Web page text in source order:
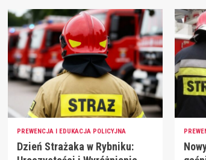
PREWENCJA I EDUKACJA POLICYJNA
Dzień Strażaka w Rybniku: